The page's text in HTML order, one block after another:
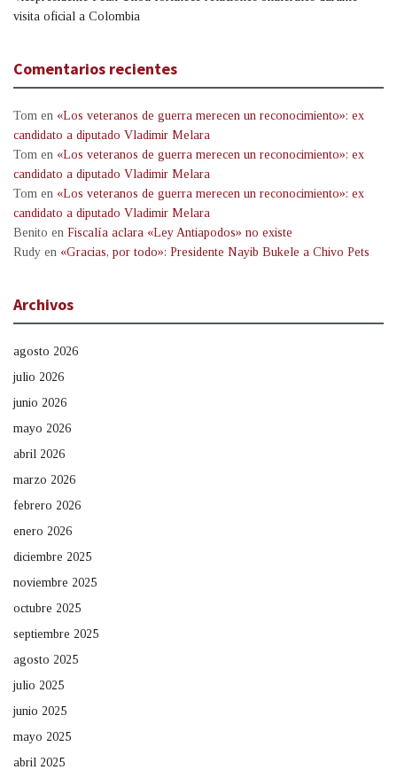
visita oficial a Colombia
Comentarios recientes
Tom en «Los veteranos de guerra merecen un reconocimiento»: ex
candidato a diputado Vladimir Melara
Tom en «Los veteranos de guerra merecen un reconocimiento»: ex
candidato a diputado Vladimir Melara
Tom en «Los veteranos de guerra merecen un reconocimiento»: ex
candidato a diputado Vladimir Melara
Benito en Fiscalía aclara «Ley Antiapodos» no existe
Rudy en «Gracias, por todo»: Presidente Nayib Bukele a Chivo Pets
Archivos
agosto 2026
julio 2026
junio 2026
mayo 2026
abril 2026
marzo 2026
febrero 2026
enero 2026
diciembre 2025
noviembre 2025
octubre 2025
septiembre 2025
agosto 2025
julio 2025
junio 2025
mayo 2025
abril 2025